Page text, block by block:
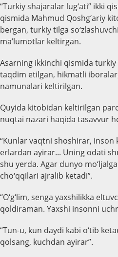
“Turkiy shajaralar lug‘ati” ikki
qismida Mahmud Qoshg‘ariy
bergan, turkiy tilga
ma’lumotlar keltirgan.
Asarning ikkinchi qismida turkiy
taqdim etilgan, hikmatli
namunalari keltirilgan.
Quyida kitobidan keltirilgan
nuqtai nazari haqida tasavvur
“Kunlar vaqtni shoshirar,
erlardan ayirar... Uning odati
shu yerda. Agar dunyo
cho‘qqilari ajralib ketadi”.
“O‘g‘lim, senga yaxshilikka
qoldiraman. Yaxshi insonni
“Tun-u, kun daydi kabi o‘tib
qolsang, kuchdan ayirar”.